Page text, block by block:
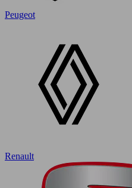
Peugeot
Renault